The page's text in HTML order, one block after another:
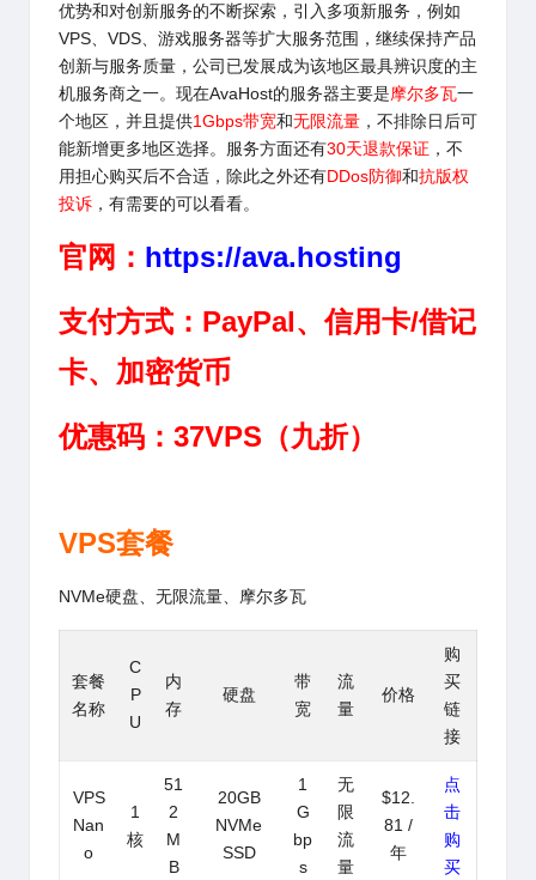
优势和对创新服务的不断探索，引入多项新服务，例如
VPS、VDS、游戏服务器等扩大服务范围，继续保持产品
创新与服务质量，公司已发展成为该地区最具辨识度的主
机服务商之一。现在AvaHost的服务器主要是摩尔多瓦一
个地区，并且提供1Gbps带宽和无限流量 ，不排除日后可
能新增更多地区选择。服务方面还有30天退款保证 ，不
用担心购买后不合适，除此之外还有DDos防御和抗版权
投诉 ，有需要的可以看看。
官网： https://ava.hosting
支付方式：PayPal、信用卡/借记
卡、加密货币
优惠码：37VPS（九折）
VPS套餐
NVMe硬盘、无限流量、摩尔多瓦
套餐
名称
C
P
U
内
存
硬盘
带
宽
流
量
价格
购
买
链
接
VPS
Nan
o
1
核
51
2
M
B
20GB
NVMe
SSD
1
G
bp
s
无
限
流
量
$12.
81 /
年
点
击
购
买